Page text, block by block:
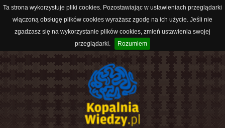
Ta strona wykorzystuje pliki cookies. Pozostawiając w ustawieniach przeglądarki
włączoną obsługę plików cookies wyrażasz zgodę na ich użycie. Jeśli nie
zgadzasz się na wykorzystanie plików cookies, zmień ustawienia swojej
przeglądarki.
Rozumiem